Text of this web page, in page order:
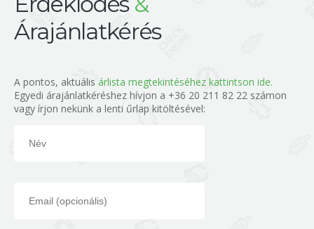
Árajánlatkérés
A pontos, aktuális árlista megtekintéséhez kattintson ide.
Egyedi árajánlatkéréshez hívjon a +36 20 211 82 22 számon
vagy írjon nekünk a lenti űrlap kitöltésével: